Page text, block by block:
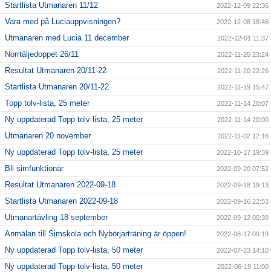
Startlista Utmanaren 11/12 2022-12-09 22:36
Vara med på Luciauppvisningen? 2022-12-08 18:46
Utmanaren med Lucia 11 december 2022-12-01 11:37
Norrtäljedoppet 26/11 2022-11-25 23:24
Resultat Utmanaren 20/11-22 2022-11-20 22:26
Startlista Utmanaren 20/11-22 2022-11-19 15:47
Topp tolv-lista, 25 meter 2022-11-14 20:07
Ny uppdaterad Topp tolv-lista, 25 meter 2022-11-14 20:00
Utmanaren 20 november 2022-11-02 12:16
Ny uppdaterad Topp tolv-lista, 25 meter 2022-10-17 19:39
Bli simfunktionär 2022-09-20 07:52
Resultat Utmanaren 2022-09-18 2022-09-18 19:13
Startlista Utmanaren 2022-09-18 2022-09-16 22:53
Utmanartävling 18 september 2022-09-12 00:39
Anmälan till Simskola och Nybörjarträning är öppen! 2022-08-17 09:19
Ny uppdaterad Topp tolv-lista, 50 meter 2022-07-23 14:10
Ny uppdaterad Topp tolv-lista, 50 meter 2022-06-19 11:00